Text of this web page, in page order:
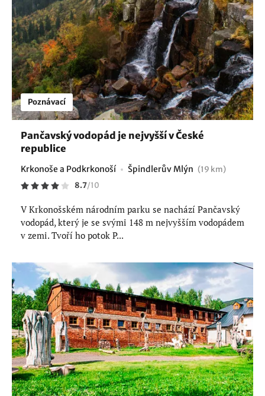
Poznávací
Pančavský vodopád je nejvyšší v České
republice
Krkonoše a Podkrkonoší Špindlerův Mlýn (19 km)
8.7/10
V Krkonošském národním parku se nachází Pančavský
vodopád, který je se svými 148 m nejvyšším vodopádem
v zemi. Tvoří ho potok P...